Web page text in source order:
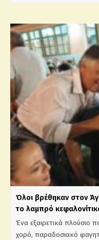
Όλοι βρέθηκαν στον
το λαμπρό
Ένα εξαιρετικά πλούσιο
χορό, παραδοσιακό